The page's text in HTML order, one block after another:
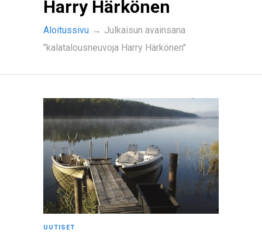
Harry Härkönen
Aloitussivu → Julkaisun avainsana
"kalatalousneuvoja Harry Härkönen"
UUTISET